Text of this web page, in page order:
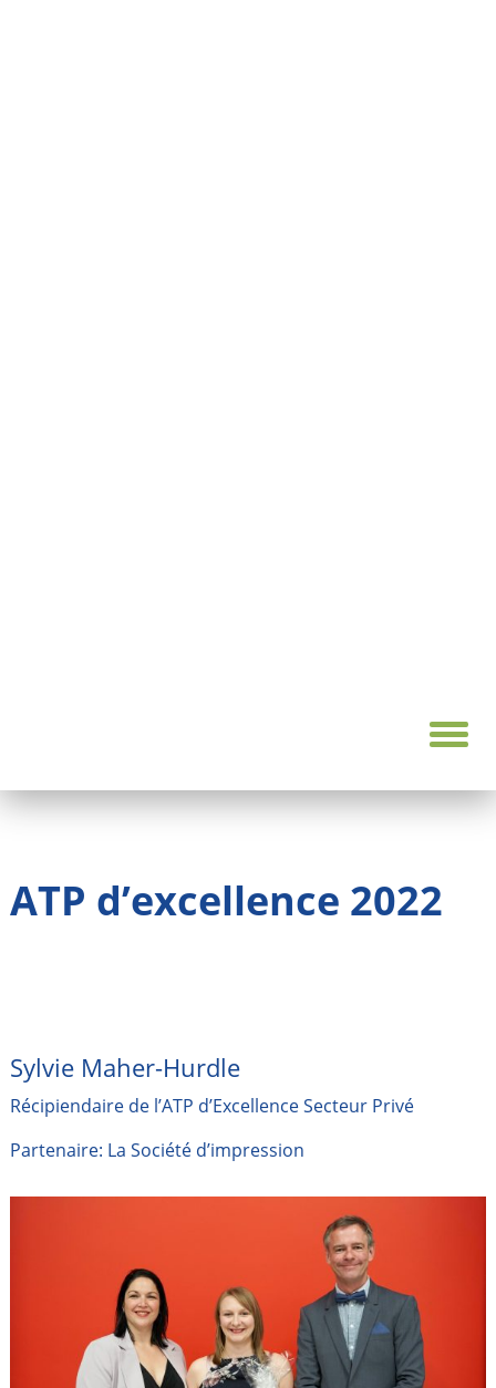
ATP d’excellence 2022
Sylvie Maher-Hurdle
Récipiendaire de l’ATP d’Excellence Secteur Privé
Partenaire: La Société d’impression